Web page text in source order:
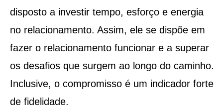
disposto a investir tempo, esforço e energia
no relacionamento. Assim, ele se dispõe em
fazer o relacionamento funcionar e a superar
os desafios que surgem ao longo do caminho.
Inclusive, o compromisso é um indicador forte
de fidelidade.